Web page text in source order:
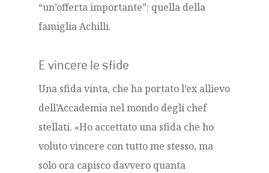
“un’offerta importante”: quella della
famiglia Achilli.
E vincere le sfide
Una sfida vinta, che ha portato l’ex allievo
dell’Accademia nel mondo degli chef
stellati. «Ho accettato una sfida che ho
voluto vincere con tutto me stesso, ma
solo ora capisco davvero quanta